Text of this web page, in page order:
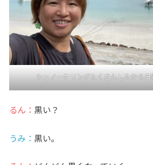
シュノーケリングたくさんしたから日
るん： 黒い？
うみ ： 黒い。